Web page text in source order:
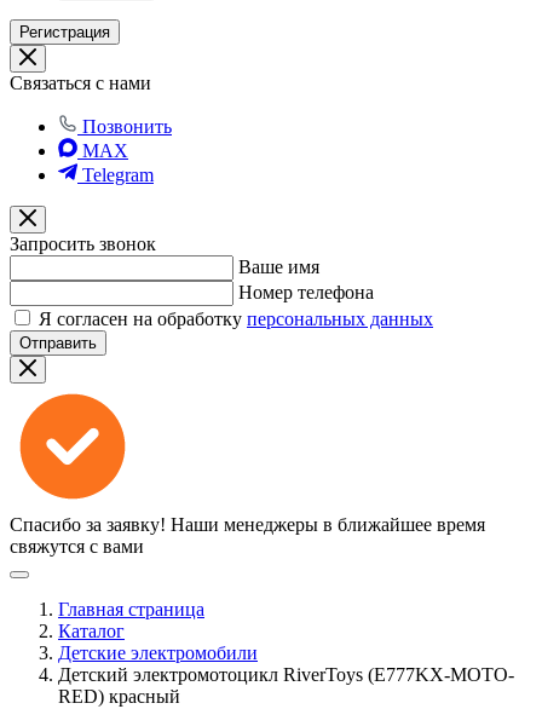
Регистрация
Связаться с нами
Позвонить
MAX
Telegram
Запросить звонок
Ваше имя
Номер телефона
Я согласен на обработку персональных данных
Отправить
Спасибо за заявку! Наши менеджеры в ближайшее время
свяжутся с вами
Главная страница
Каталог
Детские электромобили
Детский электромотоцикл RiverToys (E777KX-MOTO-
RED) красный